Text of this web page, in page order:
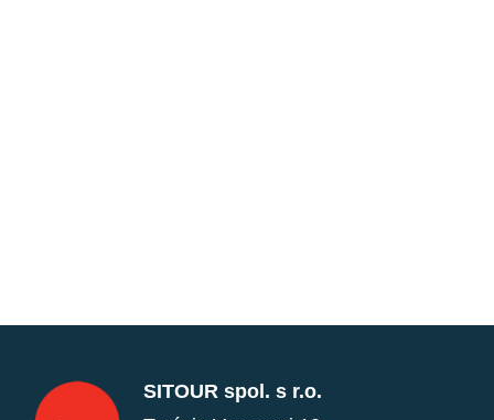
SITOUR spol. s r.o.